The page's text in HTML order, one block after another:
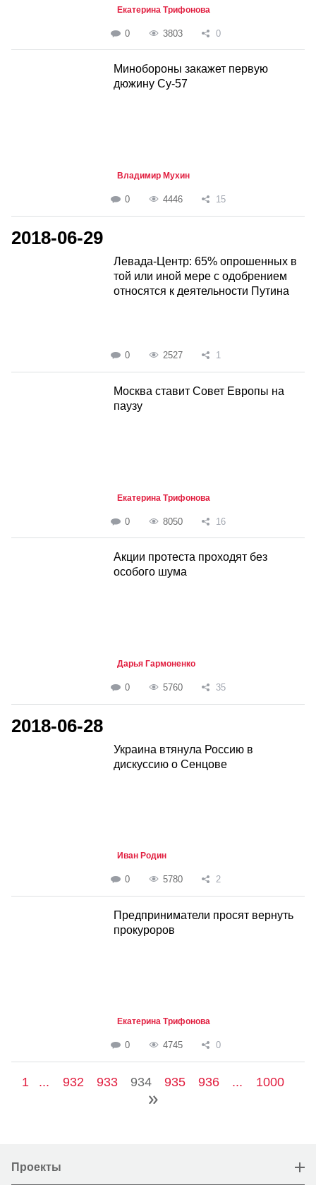
Екатерина Трифонова
0 3803 0
Минобороны закажет первую
дюжину Су-57
Владимир Мухин
0 4446 15
2018-06-29
Левада-Центр: 65% опрошенных в
той или иной мере с одобрением
относятся к деятельности Путина
0 2527 1
Москва ставит Совет Европы на
паузу
Екатерина Трифонова
0 8050 16
Акции протеста проходят без
особого шума
Дарья Гармоненко
0 5760 35
2018-06-28
Украина втянула Россию в
дискуссию о Сенцове
Иван Родин
0 5780 2
Предприниматели просят вернуть
прокуроров
Екатерина Трифонова
0 4745 0
1 ... 932 933 934 935 936 ... 1000
Проекты